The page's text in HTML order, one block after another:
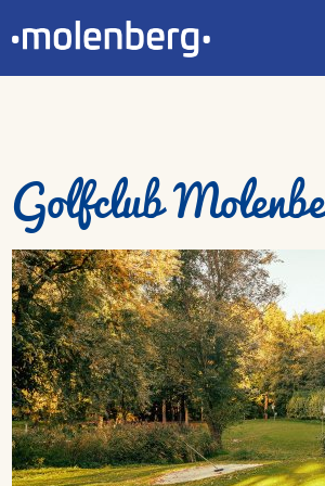
Golfclub